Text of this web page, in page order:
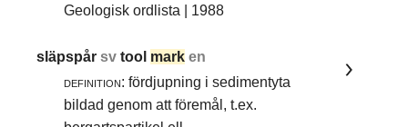
Geologisk ordlista | 1988
släpspårsvtool mark en
definition: fördjupning i sedimentyta
bildad genom att föremål, t.ex.